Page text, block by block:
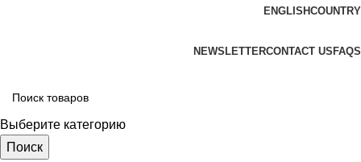
ENGLISHCOUNTRY
NEWSLETTERCONTACT US FAQS
Выберите категорию
Поиск